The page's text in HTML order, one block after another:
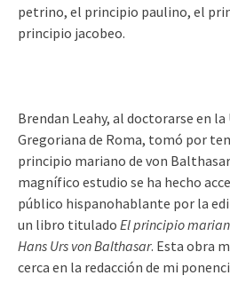
petrino, el principio paulino, el
principio jacobeo.
Brendan Leahy, al doctorarse en la
Gregoriana de Roma, tomó por
principio mariano de von
magnífico estudio se ha hecho
público hispanohablante por la
un libro titulado El principio
Hans Urs von Balthasar. Esta obra
cerca en la redacción de mi